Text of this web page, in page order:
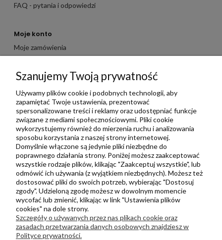
FAQ - pytania i odpowiedzi
Moje konto
Moje zamówienia
Ulubione
Zbieraj punkty za zakupy
Informacje
Kontakt
Regulamin
Polityka prywatności
Metody wysyłki i płatności
Płatności odroczone PayPo
Zwroty i reklamacje
Newsletter
Szanujemy Twoją prywatność
Używamy plików cookie i podobnych technologii, aby
zapamiętać Twoje ustawienia, prezentować
spersonalizowane treści i reklamy oraz udostępniać funkcje
związane z mediami społecznościowymi. Pliki cookie
wykorzystujemy również do mierzenia ruchu i analizowania
sposobu korzystania z naszej strony internetowej.
Domyślnie włączone są jedynie pliki niezbędne do
poprawnego działania strony. Poniżej możesz zaakceptować
wszystkie rodzaje plików, klikając "Zaakceptuj wszystkie", lub
odmówić ich używania (z wyjątkiem niezbędnych). Możesz też
dostosować pliki do swoich potrzeb, wybierając "Dostosuj
zgody". Udzieloną zgodę możesz w dowolnym momencie
wycofać lub zmienić, klikając w link "Ustawienia plików
cookies" na dole strony.
Szczegóły o używanych przez nas plikach cookie oraz
zasadach przetwarzania danych osobowych znajdziesz w
Polityce prywatności.